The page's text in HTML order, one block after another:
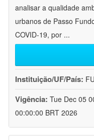
analisar a qualidade
urbanos de Passo
COVID-19, por ...
Instituição/UF/País:
Vigência: Tue Dec 05
00:00:00 BRT 2026